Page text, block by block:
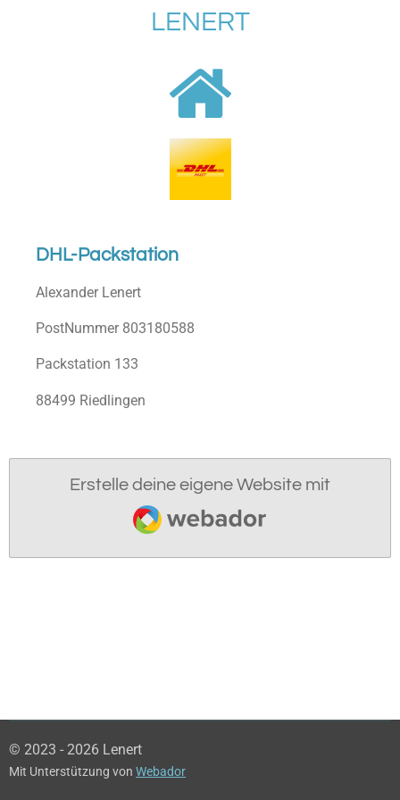
LENERT
DHL-Packstation
Alexander Lenert
PostNummer 803180588
Packstation 133
88499 Riedlingen
Erstelle deine eigene Website mit
Webador
© 2023 - 2026 Lenert
Mit Unterstützung von Webador